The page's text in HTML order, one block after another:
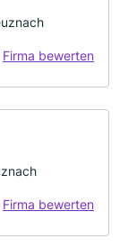
Firma bewerten
Firma bewerten